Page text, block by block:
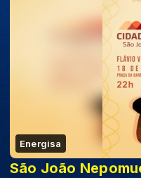
Energisa
São João